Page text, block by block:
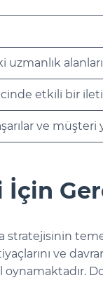
uzmanlık
etkili bir
ve müşteri
İçin
stratejisinin
ve